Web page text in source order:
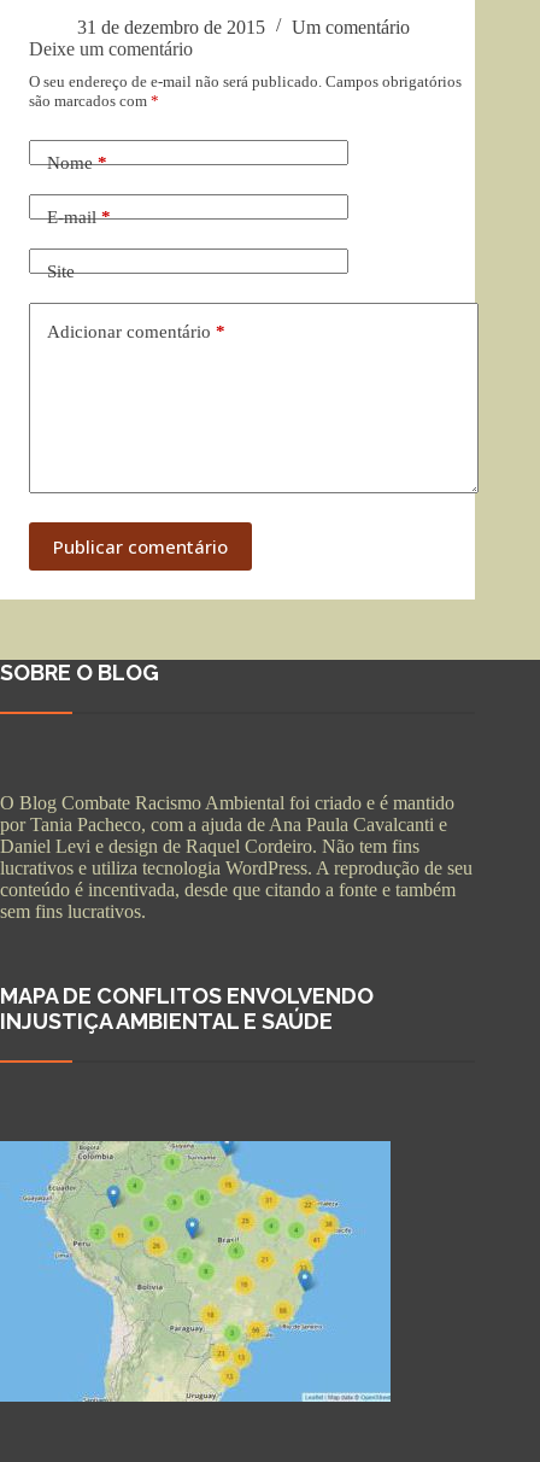
31 de dezembro de 2015
Um comentário
Deixe um comentário
O seu endereço de e-mail não será publicado. Campos obrigatórios
são marcados com *
Nome*
E-mail*
Site
Adicionar comentário *
Publicar comentário
SOBRE O BLOG
O Blog Combate Racismo Ambiental foi criado e é mantido
por Tania Pacheco, com a ajuda de Ana Paula Cavalcanti e
Daniel Levi e design de Raquel Cordeiro. Não tem fins
lucrativos e utiliza tecnologia WordPress. A reprodução de seu
conteúdo é incentivada, desde que citando a fonte e também
sem fins lucrativos.
MAPA DE CONFLITOS ENVOLVENDO
INJUSTIÇA AMBIENTAL E SAÚDE